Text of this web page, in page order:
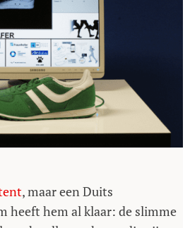
, maar een Duits
heeft hem al klaar: de slimme